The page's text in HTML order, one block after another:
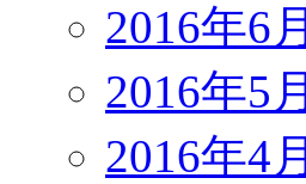
2016年6月
2016年5月
2016年4月